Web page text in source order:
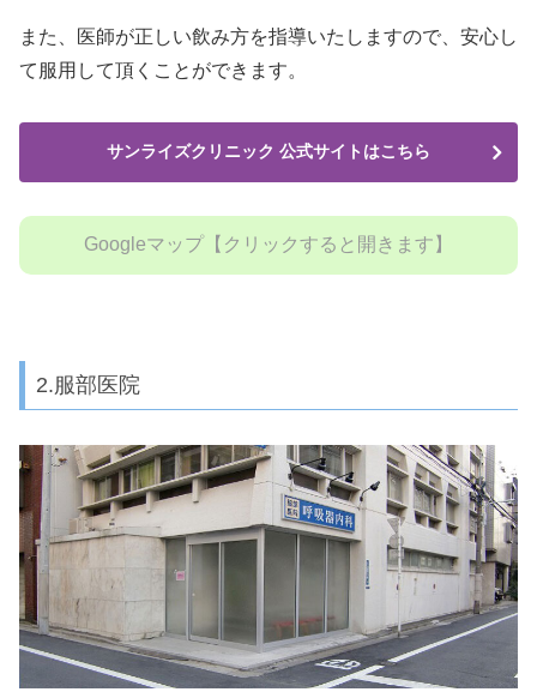
また、医師が正しい飲み方を指導いたしますので、安心し
て服用して頂くことができます。
サンライズクリニック 公式サイトはこちら
Googleマップ【クリックすると開きます】
2.服部医院